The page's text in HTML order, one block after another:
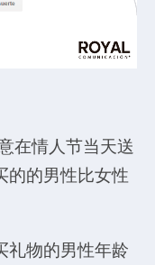
在情人节当天送
的的男性比女性
礼物的男性年龄